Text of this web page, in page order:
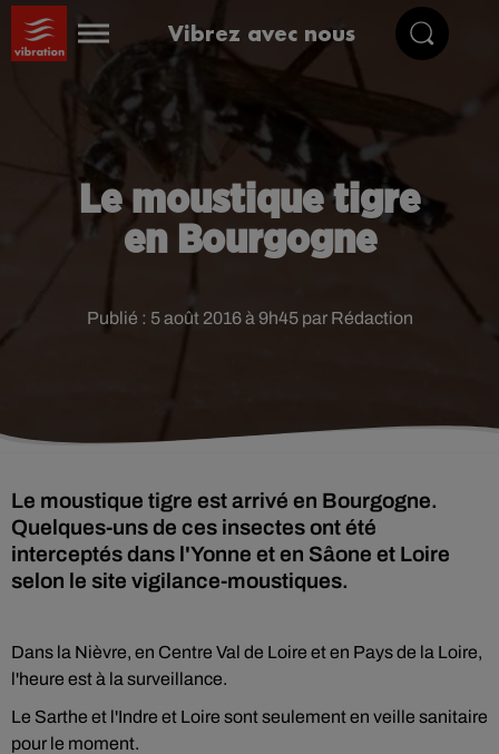
Vibrez avec nous
Le moustique tigre
en Bourgogne
Publié : 5 août 2016 à 9h45 par Rédaction
Le moustique tigre est arrivé en Bourgogne.
Quelques-uns de ces insectes ont été
interceptés dans l'Yonne et en Sâone et Loire
selon le site vigilance-moustiques.
Dans la Nièvre, en Centre Val de Loire et en Pays de la Loire,
l'heure est à la surveillance.
Le Sarthe et l'Indre et Loire sont seulement en veille sanitaire
pour le moment.